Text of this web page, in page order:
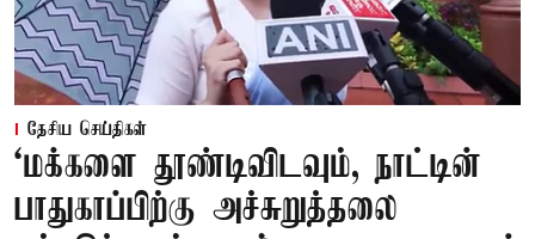
தேசிய செய்திகள்
‘மக்களை தூண்டிவிடவும், நாட்டின்
பாதுகாப்பிற்கு அச்சுறுத்தலை